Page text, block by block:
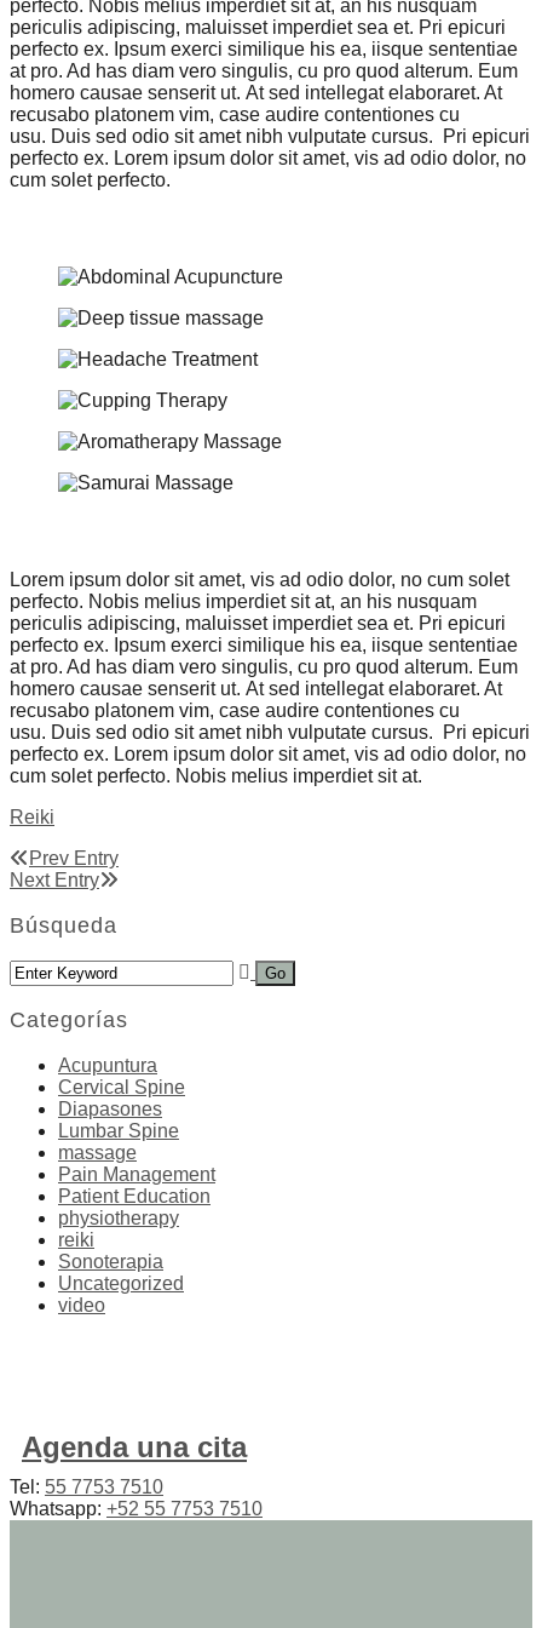
perfecto. Nobis melius imperdiet sit at, an his nusquam
periculis adipiscing, maluisset imperdiet sea et. Pri epicuri
perfecto ex. Ipsum exerci similique his ea, iisque sententiae
at pro. Ad has diam vero singulis, cu pro quod alterum. Eum
homero causae senserit ut. At sed intellegat elaboraret. At
recusabo platonem vim, case audire contentiones cu
usu. Duis sed odio sit amet nibh vulputate cursus. Pri epicuri
perfecto ex. Lorem ipsum dolor sit amet, vis ad odio dolor, no
cum solet perfecto.
Lorem ipsum dolor sit amet, vis ad odio dolor, no cum solet
perfecto. Nobis melius imperdiet sit at, an his nusquam
periculis adipiscing, maluisset imperdiet sea et. Pri epicuri
perfecto ex. Ipsum exerci similique his ea, iisque sententiae
at pro. Ad has diam vero singulis, cu pro quod alterum. Eum
homero causae senserit ut. At sed intellegat elaboraret. At
recusabo platonem vim, case audire contentiones cu
usu. Duis sed odio sit amet nibh vulputate cursus. Pri epicuri
perfecto ex. Lorem ipsum dolor sit amet, vis ad odio dolor, no
cum solet perfecto. Nobis melius imperdiet sit at.
Reiki
Prev Entry
Next Entry
Búsqueda
Categorías
Acupuntura
Cervical Spine
Diapasones
Lumbar Spine
massage
Pain Management
Patient Education
physiotherapy
reiki
Sonoterapia
Uncategorized
video
Agenda una cita
Tel: 55 7753 7510
Whatsapp: +52 55 7753 7510